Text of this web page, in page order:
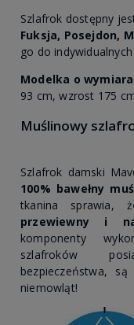
Szlafrok dostępny
Fuksja, Posejdon,
go do
Modelka o
93 cm, wzrost 175
Muślinowy
Szlafrok damski
100% bawełny
tkanina sprawia, ż
przewiewny i
komponenty
szlafroków
bezpieczeństwa,
niemowląt!